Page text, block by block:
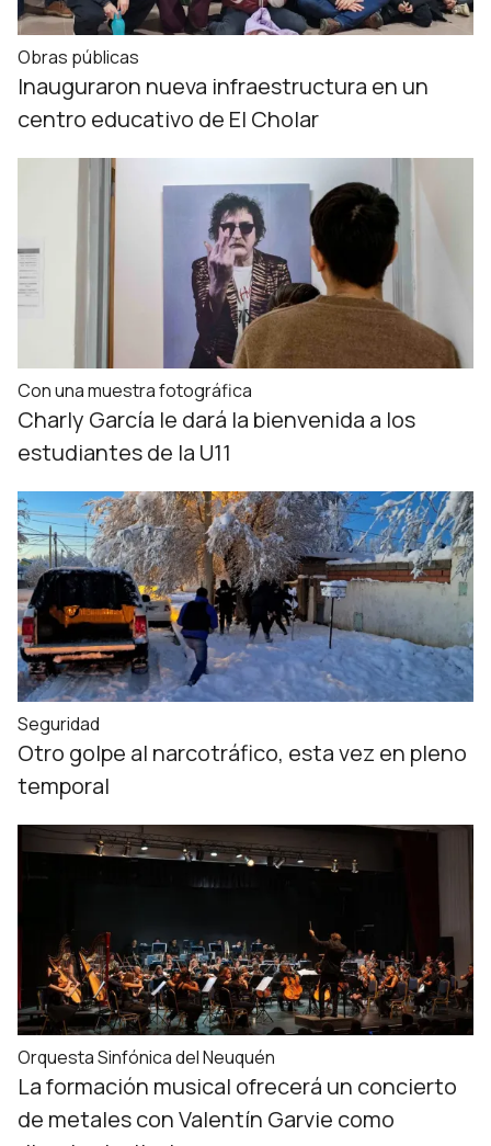
Obras públicas
Inauguraron nueva infraestructura en un
centro educativo de El Cholar
Con una muestra fotográfica
Charly García le dará la bienvenida a los
estudiantes de la U11
Seguridad
Otro golpe al narcotráfico, esta vez en pleno
temporal
Orquesta Sinfónica del Neuquén
La formación musical ofrecerá un concierto
de metales con Valentín Garvie como